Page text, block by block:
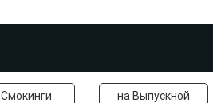
Смокинги на Выпускной